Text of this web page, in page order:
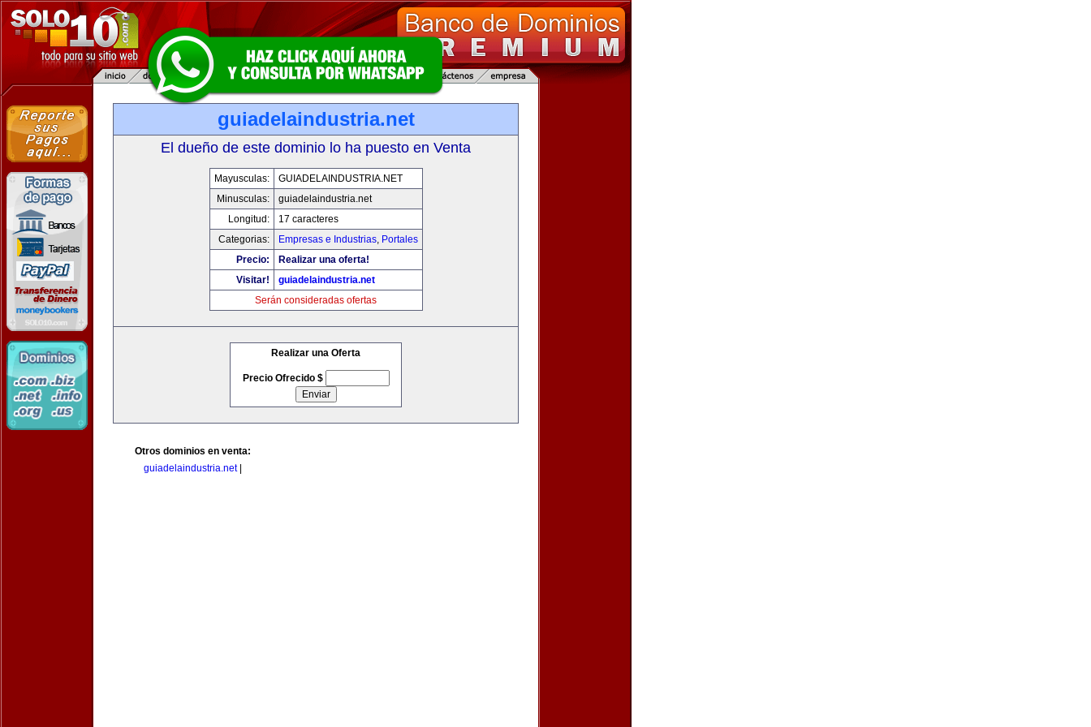
guiadelaindustria.net
El dueño de este dominio lo ha puesto en Venta
Mayusculas:
GUIADELAINDUSTRIA.NET
Minusculas:
guiadelaindustria.net
Longitud:
17 caracteres
Categorias:
Empresas e Industrias, Portales
Precio:
Realizar una oferta!
Visitar!
guiadelaindustria.net
Serán consideradas ofertas
Realizar una Oferta
Precio Ofrecido $
Otros dominios en venta:
guiadelaindustria.net|